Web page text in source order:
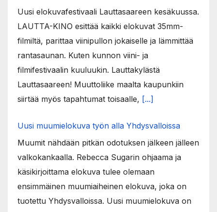
Uusi elokuvafestivaali Lauttasaareen kesäkuussa.
LAUTTA-KINO esittää kaikki elokuvat 35mm-
filmiltä, parittaa viinipullon jokaiselle ja lämmittää
rantasaunan. Kuten kunnon viini- ja
filmifestivaalin kuuluukin. Lauttakylästä
Lauttasaareen! Muuttoliike maalta kaupunkiin
siirtää myös tapahtumat toisaalle, [...]
Uusi muumielokuva työn alla Yhdysvalloissa
Muumit nähdään pitkän odotuksen jälkeen jälleen
valkokankaalla. Rebecca Sugarin ohjaama ja
käsikirjoittama elokuva tulee olemaan
ensimmäinen muumiaiheinen elokuva, joka on
tuotettu Yhdysvalloissa. Uusi muumielokuva on